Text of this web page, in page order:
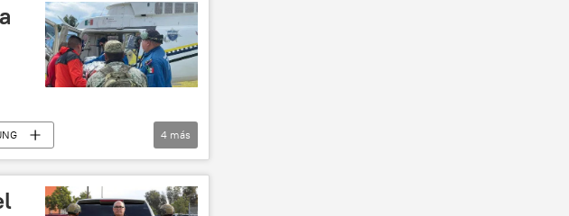
minas
4 más